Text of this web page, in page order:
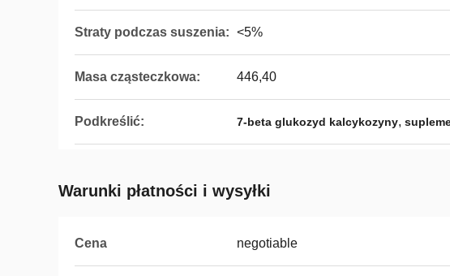
Straty podczas suszenia: <5%
Masa cząsteczkowa: 446,40
Podkreślić: 7-beta glukozyd kalcykozyny,
Warunki płatności i wysyłki
Cena negotiable